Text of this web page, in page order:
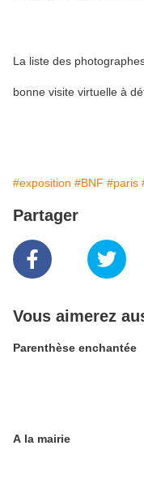
La liste des
bonne visite virtuelle à
#exposition #BNF #paris
Partager
Vous aimerez
Parenthèse enchantée
A la mairie